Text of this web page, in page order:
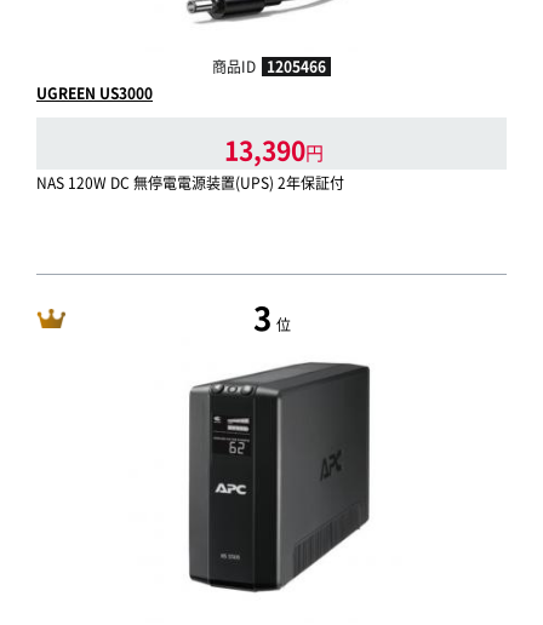
商品ID 1205466
UGREEN US3000
13,390円
NAS 120W DC 無停電電源装置(UPS) 2年保証付
3 位